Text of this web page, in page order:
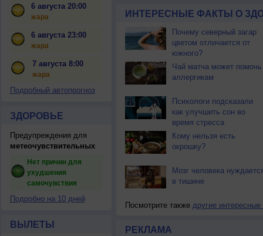
6 августа 20:00
жара
6 августа 23:00
жара
7 августа 8:00
жара
Подробный автопрогноз
ЗДОРОВЬЕ
Предупреждения для
метеочувствительных
Нет причин для
ухудшения
самочувствия
Подробно на 10 дней
ВЫЛЕТЫ
ИНТЕРЕСНЫЕ ФАКТЫ О
Почему северный загар
цветом отличается от
южного?
Чай матча может помочь
аллергикам
Психологи подсказали
как улучшить сон во
время стресса
Кому нельзя есть
окрошку?
Мозг человека
в тишине
Посмотрите также другие интересные
РЕКЛАМА